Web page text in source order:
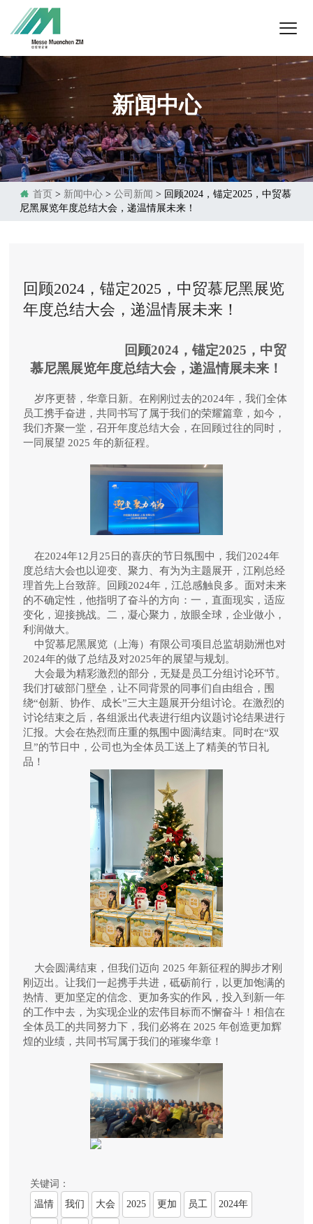
新闻中心
 首页 > 新闻中心 > 公司新闻 > 回顾2024，锚定2025，中贸慕
尼黑展览年度总结大会，递温情展未来！
回顾2024，锚定2025，中贸慕尼黑展览
年度总结大会，递温情展未来！
回顾2024 ，锚定2025 ，中贸
慕尼黑展览年度总结大会，递温情展未来！
岁序更替，华章日新。在刚刚过去的2024年，我们全体
员工携手奋进，共同书写了属于我们的荣耀篇章，如今，
我们齐聚一堂，召开年度总结大会，在回顾过往的同时，
一同展望2025年的新征程。
在2024年12 月 25日的喜庆的节日氛围中，我们2024年
度总结大会也以迎变、聚力、有为为主题展开，江刚总经
理首先上台致辞。回顾2024年 ，江总感触良多。面对未来
的不确定性，他指明了奋斗的方向：一，直面现实，适应
变化，迎接挑战。 二，凝心聚力，放眼全球 ，企业做小，
利润做大。
中贸慕尼黑展览（上海）有限公司项目总监胡勋洲也对
2024年的做了总结及对2025年的展望与规划。
大会最为精彩激烈的部分，无疑是员工分组讨论环节。
我们打破部门壁垒，让不同背景的同事们自由组合，围
绕“创新、协作、成长”三大主题展开分组讨论。在激烈的
讨论结束之后，各组派出代表进行组内议题讨论结果进行
汇报。 大会在热烈而庄重的氛围中圆满结束。同时在“双
旦”的节日中，公司也为全体员工送上了精美的节日礼
品！
大会圆满结束，但我们迈向 2025年新征程的脚步才刚
刚迈出。让我们一起携手共进，砥砺前行，以更加饱满的
热情、更加坚定的信念、更加务实的作风，投入到新一年
的工作中去，为实现企业的宏伟目标而不懈奋斗！相信在
全体员工的共同努力下，我们必将在 2025年创造更加辉
煌的业绩，共同书写属于我们的璀璨华章！
关键词：
温情
我们 大会 2025 更加 员工 2024年